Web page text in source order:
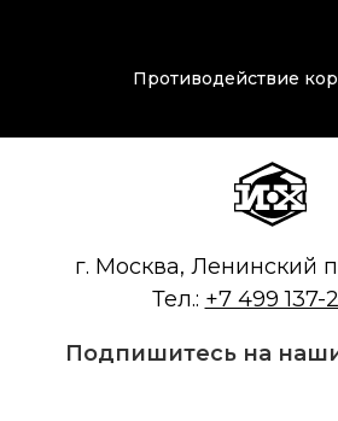
Противодействие
г. Москва, Ленинский
Тел.: +7 499 137-
Подпишитесь на